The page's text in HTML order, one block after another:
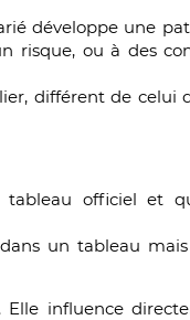
développe une
risque, ou à des
différent de celui
officiel et
un tableau
Elle influence